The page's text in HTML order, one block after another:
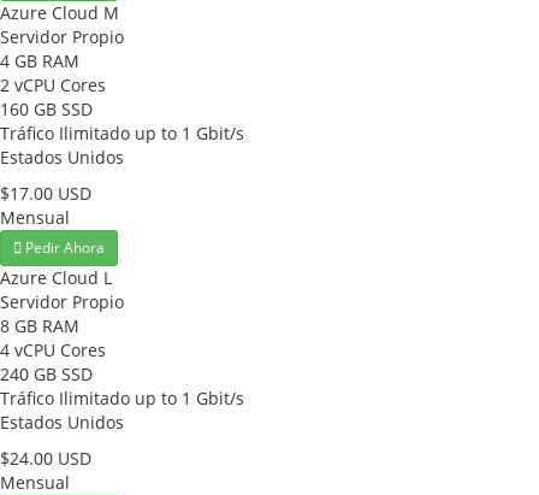
Azure Cloud M
Servidor Propio
4 GB RAM
2 vCPU Cores
160 GB SSD
Tráfico Ilimitado up to 1 Gbit/s
Estados Unidos
$17.00 USD
Mensual
Pedir Ahora
Azure Cloud L
Servidor Propio
8 GB RAM
4 vCPU Cores
240 GB SSD
Tráfico Ilimitado up to 1 Gbit/s
Estados Unidos
$24.00 USD
Mensual